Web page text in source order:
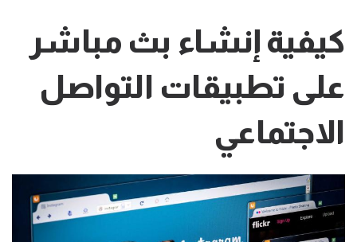
كيفية إنشاء بث مباشر
على تطبيقات التواصل
الاجتماعي